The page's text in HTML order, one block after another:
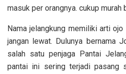
masuk per orangnya. cukup murah
Nama jelangkung memiliki arti
jangan lewat. Dulunya bernama
salah satu penjaga Pantai
pantai ini sering terjadi pasang